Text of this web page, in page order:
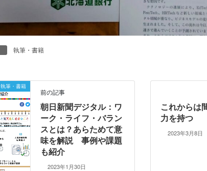
執筆・書籍
執筆・書籍
前の記事
朝日新聞デジタル：ワ
ーク・ライフ・バラン
スとは？あらためて意
味を解説 事例や課題
も紹介
2023年1月30日
これからは
力を持つ
2023年3月8日